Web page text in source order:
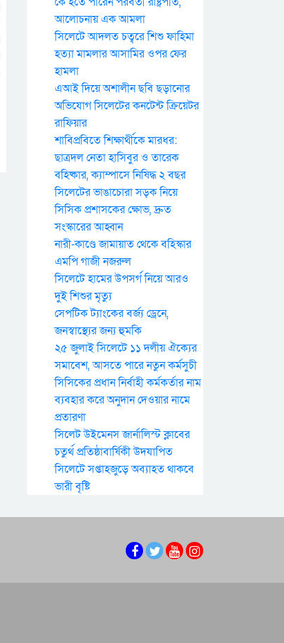
আলোচনায় এক আমলা
সিলেটে আদলত চত্বরে শিশু ফাহিমা
হত্যা মামলার আসামির ওপর ফের
হামলা
এআই দিয়ে অশালীন ছবি ছড়ানোর
অভিযোগ সিলেটের কনটেন্ট ক্রিয়েটর
রাফিয়ার
শাবিপ্রবিতে শিক্ষার্থীকে মারধর:
ছাত্রদল নেতা হাসিবুর ও তারেক
বহিষ্কার, ক্যাম্পাসে নিষিদ্ধ ২ বছর
সিলেটের ভাঙাচোরা সড়ক নিয়ে
সিসিক প্রশাসকের ক্ষোভ, দ্রুত
সংস্কারের আহ্বান
নারী-কাণ্ডে জামায়াত থেকে বহিস্কার
এমপি গাজী নজরুল
সিলেটে হামের উপসর্গ নিয়ে আরও
দুই শিশুর মৃত্যু
সেপটিক ট্যাংকের বর্জ্য ড্রেনে,
জনস্বাস্থ্যের জন্য হুমকি
২৫ জুলাই সিলেটে ১১ দলীয় ঐক্যের
সমাবেশ, আসতে পারে নতুন কর্মসুচী
সিসিকের প্রধান নির্বাহী কর্মকর্তার নাম
ব্যবহার করে অনুদান দেওয়ার নামে
প্রতারণা
সিলেট উইমেনস জার্নালিস্ট ক্লাবের
চতুর্থ প্রতিষ্ঠাবার্ষিকী উদযাপিত
সিলেটে সপ্তাহজুড়ে অব্যাহত থাকবে
ভারী বৃষ্টি